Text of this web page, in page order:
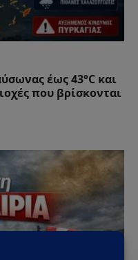
έως 43°C και
που βρίσκονται